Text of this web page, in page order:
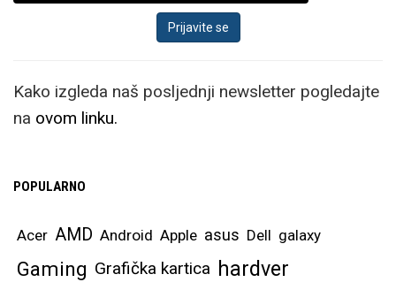
Kako izgleda naš posljednji newsletter pogledajte
na ovom linku.
POPULARNO
Acer AMD Android Apple asus Dell galaxy
Gaming Grafička kartica hardver